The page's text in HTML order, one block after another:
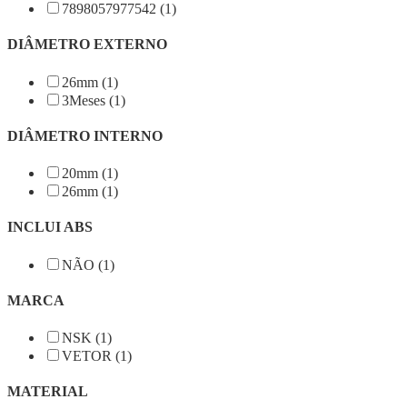
7898057977542 (1)
DIÂMETRO EXTERNO
26mm (1)
3Meses (1)
DIÂMETRO INTERNO
20mm (1)
26mm (1)
INCLUI ABS
NÃO (1)
MARCA
NSK (1)
VETOR (1)
MATERIAL